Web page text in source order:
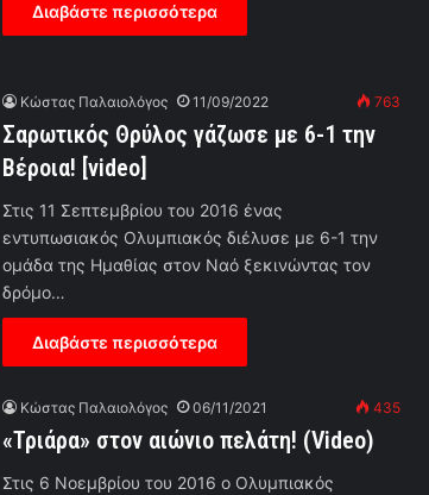
Διαβάστε περισσότερα
Κώστας Παλαιολόγος 11/09/2022 763
Σαρωτικός Θρύλος γάζωσε με 6-1 την
Βέροια! [video]
Στις 11 Σεπτεμβρίου του 2016 ένας
εντυπωσιακός Ολυμπιακός διέλυσε με 6-1 την
ομάδα της Ημαθίας στον Ναό ξεκινώντας τον
δρόμο…
Διαβάστε περισσότερα
Κώστας Παλαιολόγος 06/11/2021 435
«Τριάρα» στον αιώνιο πελάτη! (Video)
Στις 6 Νοεμβρίου του 2016 ο Ολυμπιακός